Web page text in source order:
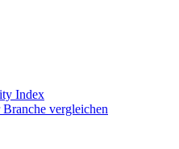
Index
vergleichen